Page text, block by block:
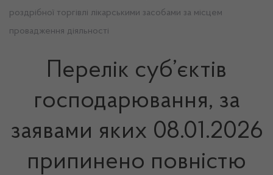
роздрібної торгівлі лікарськими засобами за місцем
провадження діяльності
Перелік суб’єктів
господарювання, за
заявами яких 08.01.2026
припинено повністю